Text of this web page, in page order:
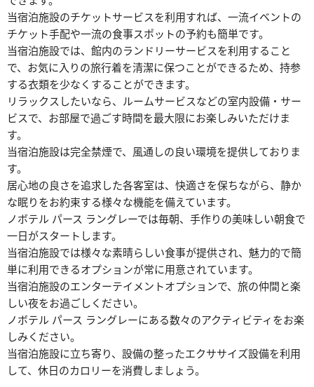
当宿泊施設のチケットサービスを利用すれば、一流イベントの
チケット手配や一流の食事スポットの予約も簡単です。
当宿泊施設では、館内のランドリーサービスを利用すること
で、お気に入りの旅行着を清潔に保つことができるため、持参
する衣類を少なくすることができます。
リラックスしたいなら、ルームサービスなどの室内設備・サー
ビスで、お部屋で過ごす時間を最大限にお楽しみいただけま
す。
当宿泊施設は完全禁煙で、風通しの良い環境を提供しておりま
す。
居心地の良さを追求した各客室は、快適さを保ちながら、静か
な眠りをお約束する様々な機能を備えています。
ノボテル パース ラングレーでは毎朝、手作りの美味しい朝食で
一日がスタートします。
当宿泊施設では様々な素晴らしい食事が提供され、魅力的で簡
単に利用できるオプションが常に用意されています。
当宿泊施設のエンターテイメントオプションで、旅の仲間と楽
しい夜をお過ごしください。
ノボテル パース ラングレーにある数々のアクティビティをお楽
しみください。
当宿泊施設に立ち寄り、設備の整ったエクササイズ設備を利用
して、休日のカロリーを消費しましょう。